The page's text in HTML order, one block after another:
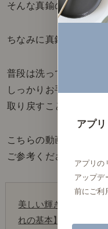
そんな真鍮の素材、経
ちなみに真鍮のお手入
普段は洗ってすぐ拭く
しっかりお手入れした
取り戻すことができま
こちらの動画で詳しく
ご参考ください。
美しい輝きを甦らせる
れの基本】
アプ
アプリの
アップデ
前にご利